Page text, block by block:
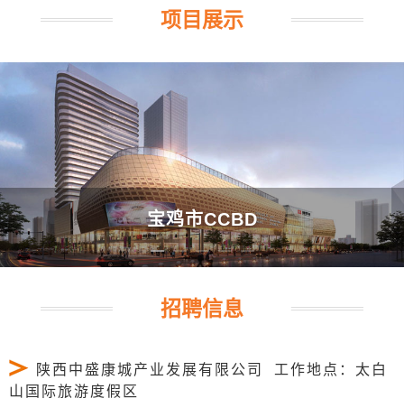
项目展示
宝鸡市CCBD
招聘信息
陕西中盛康城产业发展有限公司 工作地点：太白
山国际旅游度假区